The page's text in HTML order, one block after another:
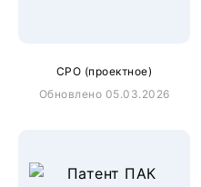
СРО (проектное)
Обновлено 05.03.2026